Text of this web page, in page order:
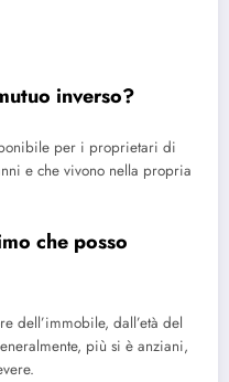
inverso?
per i proprietari di
e che vivono nella propria
che posso
dell’immobile, dall’età del
più si è anziani,